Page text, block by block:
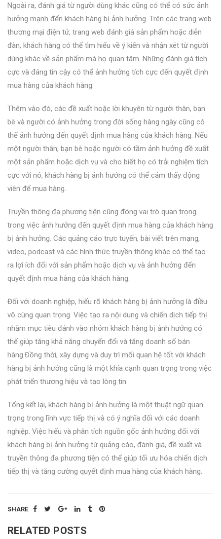
Ngoài ra, đánh giá từ người dùng khác cũng có thể có sức ảnh
hưởng mạnh đến khách hàng bị ảnh hưởng. Trên các trang web
thương mại điện tử, trang web đánh giá sản phẩm hoặc diễn
đàn, khách hàng có thể tìm hiểu về ý kiến và nhận xét từ người
dùng khác về sản phẩm mà họ quan tâm. Những đánh giá tích
cực và đáng tin cậy có thể ảnh hưởng tích cực đến quyết định
mua hàng của khách hàng.
Thêm vào đó, các đề xuất hoặc lời khuyên từ người thân, bạn
bè và người có ảnh hưởng trong đời sống hàng ngày cũng có
thể ảnh hưởng đến quyết định mua hàng của khách hàng. Nếu
một người thân, bạn bè hoặc người có tầm ảnh hưởng đề xuất
một sản phẩm hoặc dịch vụ và cho biết họ có trải nghiệm tích
cực với nó, khách hàng bị ảnh hưởng có thể cảm thấy động
viên để mua hàng.
Truyền thông đa phương tiện cũng đóng vai trò quan trọng
trong việc ảnh hưởng đến quyết định mua hàng của khách hàng
bị ảnh hưởng. Các quảng cáo trực tuyến, bài viết trên mạng,
video, podcast và các hình thức truyền thông khác có thể tạo
ra lợi ích đối với sản phẩm hoặc dịch vụ và ảnh hưởng đến
quyết định mua hàng của khách hàng.
Đối với doanh nghiệp, hiểu rõ khách hàng bị ảnh hưởng là điều
vô cùng quan trọng. Việc tạo ra nội dung và chiến dịch tiếp thị
nhằm mục tiêu đánh vào nhóm khách hàng bị ảnh hưởng có
thể giúp tăng khả năng chuyển đổi và tăng doanh số bán
hàng.Đồng thời, xây dựng và duy trì mối quan hệ tốt với khách
hàng bị ảnh hưởng cũng là một khía cạnh quan trọng trong việc
phát triển thương hiệu và tạo lòng tin.
Tổng kết lại, khách hàng bị ảnh hưởng là một thuật ngữ quan
trọng trong lĩnh vực tiếp thị và có ý nghĩa đối với các doanh
nghiệp. Việc hiểu và phân tích nguồn gốc ảnh hưởng đối với
khách hàng bị ảnh hưởng từ quảng cáo, đánh giá, đề xuất và
truyền thông đa phương tiện có thể giúp tối ưu hóa chiến dịch
tiếp thị và tăng cường quyết định mua hàng của khách hàng.
SHARE
RELATED POSTS